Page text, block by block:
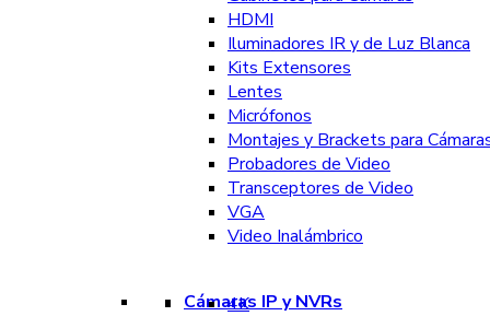
HDMI
Iluminadores IR y de Luz Blanca
Kits Extensores
Lentes
Micrófonos
Montajes y Brackets para
Probadores de Video
Transceptores de Video
VGA
Video Inalámbrico
Cámaras IP y NVRs
4K